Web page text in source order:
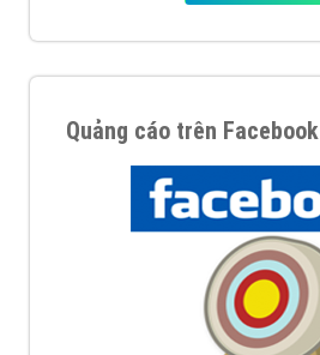
Quảng cáo trên Facebook